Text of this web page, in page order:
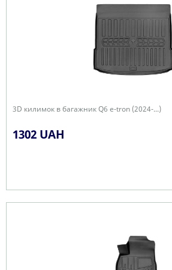
3D килимок в багажник Q6 e-tron (2024-...)
1302 UAH